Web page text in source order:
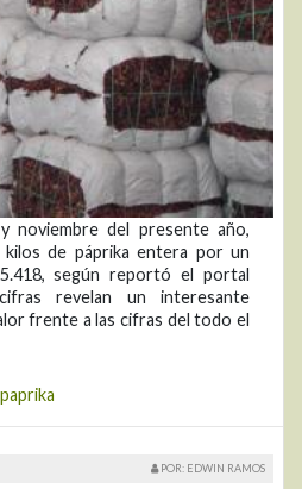
noviembre del presente año,
de páprika entera por un
según reportó el portal
revelan un interesante
frente a las cifras del todo el
paprika
POR: EDWIN RAMOS